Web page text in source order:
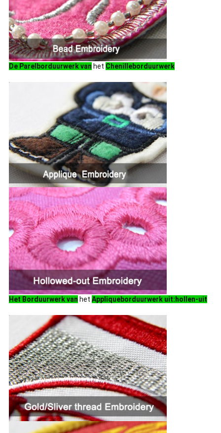
De Parelborduurwerk van het Chenilleborduurwerk
Het Borduurwerk van het Appliqueborduurwerk uit:hollen-uit